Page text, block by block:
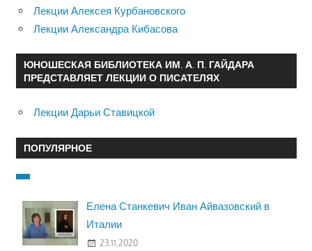
Лекции Алексея Курбановского
Лекции Александра Кибасова
ЮНОШЕСКАЯ БИБЛИОТЕКА ИМ. А. П. ГАЙДАРА
ПРЕДСТАВЛЯЕТ ЛЕКЦИИ О ПИСАТЕЛЯХ
Лекции Дарьи Ставицкой
ПОПУЛЯРНОЕ
Елена Станкевич Иван Айвазовский в
Италии
23.11.2020